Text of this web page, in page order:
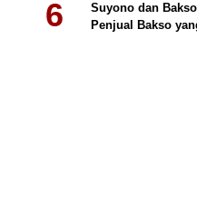
Suyono dan
Penjual Bakso